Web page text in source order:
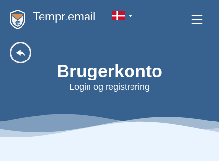
Tempr.email
Brugerkonto
Login og registrering